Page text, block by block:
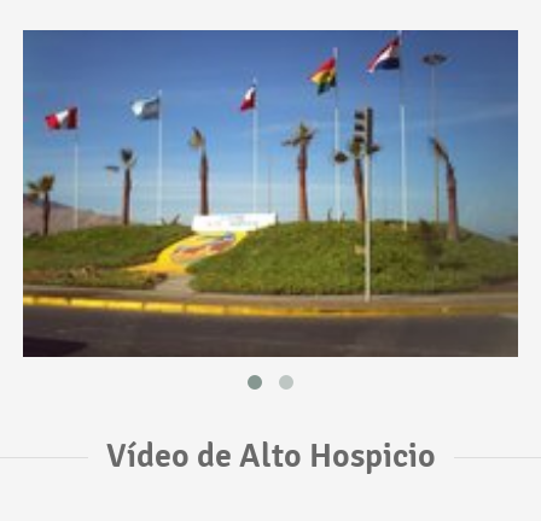
Vídeo de Alto Hospicio